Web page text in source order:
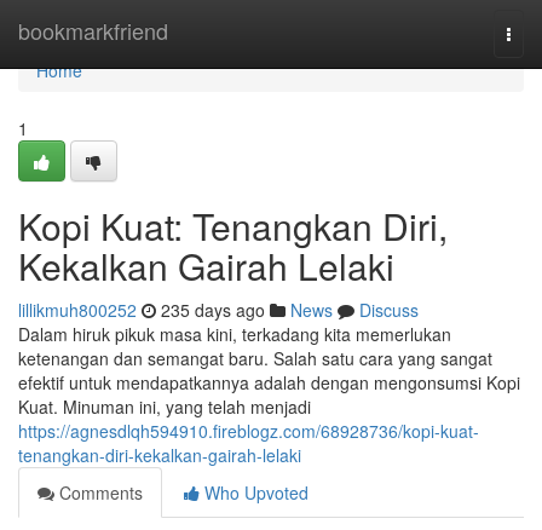
bookmarkfriend
Home
Home
1
Kopi Kuat: Tenangkan Diri,
Kekalkan Gairah Lelaki
lillikmuh800252 235 days ago News
Discuss
Dalam hiruk pikuk masa kini, terkadang kita memerlukan
ketenangan dan semangat baru. Salah satu cara yang sangat
efektif untuk mendapatkannya adalah dengan mengonsumsi Kopi
Kuat. Minuman ini, yang telah menjadi
https://agnesdlqh594910.fireblogz.com/68928736/kopi-kuat-
tenangkan-diri-kekalkan-gairah-lelaki
Comments
Who Upvoted